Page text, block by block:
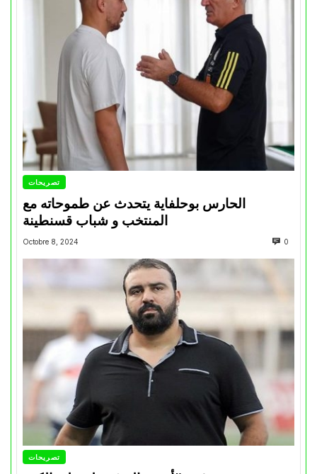
تصريحات
الحارس بوحلفاية يتحدث عن طموحاته مع
المنتخب و شباب قسنطينة
Octobre 8, 2024 0
تصريحات